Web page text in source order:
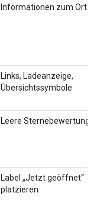
Informationen zum Ort
Links, Ladeanzeige,
Übersichtssymbole
Leere Sternebewertung
Label „Jetzt geöffnet“
platzieren